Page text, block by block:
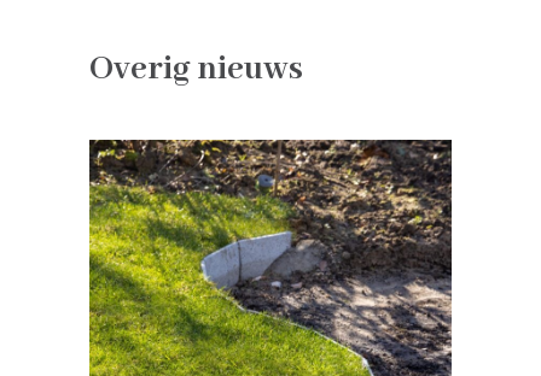
Overig nieuws